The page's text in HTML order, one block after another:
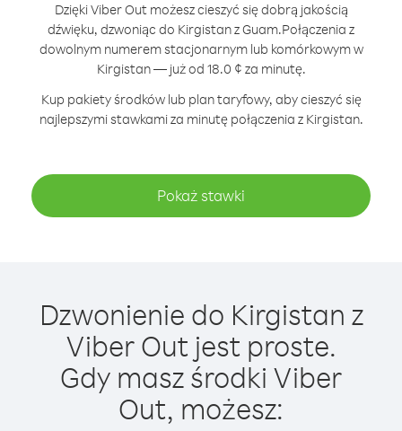
Dzięki Viber Out możesz cieszyć się dobrą jakością
dźwięku, dzwoniąc do Kirgistan z Guam.Połączenia z
dowolnym numerem stacjonarnym lub komórkowym w
Kirgistan — już od 18.0 ¢ za minutę.
Kup pakiety środków lub plan taryfowy, aby cieszyć się
najlepszymi stawkami za minutę połączenia z Kirgistan.
Pokaż stawki
Dzwonienie do Kirgistan z
Viber Out jest proste.
Gdy masz środki Viber
Out, możesz: